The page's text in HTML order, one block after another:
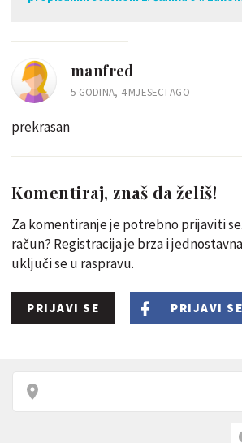
manfred
5 GODINA, 4 MJESECI AGO
prekrasan
Komentiraj, znaš da želiš!
Za komentiranje je potrebno prijaviti
račun? Registracija je brza i
uključi se u raspravu.
PRIJAVI SE PRIJAVI SE